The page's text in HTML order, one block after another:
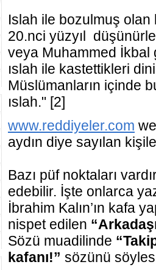
Islah ile bozulmuş
20.nci yüzyıl
veya Muhammed
ıslah ile kastettikleri
Müslümanların içinde
ıslah." [2]
www.reddiyeler.com
aydın diye sayılan
Bazı püf noktaları
edebilir. İşte onlarca
İbrahim Kalın’ın kafa
nispet edilen
Sözü muadilinde
kafanı!” sözünü